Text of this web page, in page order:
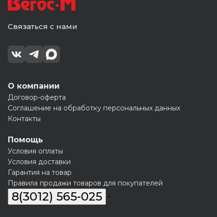
Связаться с нами
О компании
Договор-оферта
Соглашение на обработку персональных данных
Контакты
Помощь
Условия оплаты
Условия доставки
Гарантия на товар
Правила продажи товаров для покупателей
8(3012) 565-025